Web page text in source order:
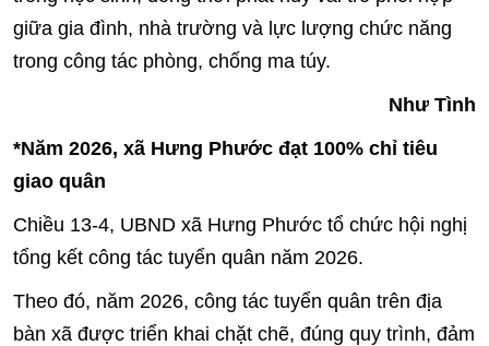
giữa gia đình, nhà trường và lực lượng chức năng
trong công tác phòng, chống ma túy.
Như Tình
*Năm 2026, xã Hưng Phước đạt 100% chỉ tiêu
giao quân
Chiều 13-4, UBND xã Hưng Phước tổ chức hội nghị
tổng kết công tác tuyển quân năm 2026.
Theo đó, năm 2026, công tác tuyển quân trên địa
bàn xã được triển khai chặt chẽ, đúng quy trình, đảm